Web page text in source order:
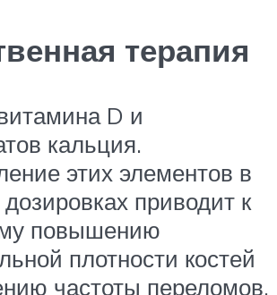
терапия
D и
кальция.
этих элементов в
приводит к
повышению
плотности костей
частоты переломов.